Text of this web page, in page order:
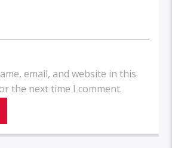
email, and website in this
the next time I comment.